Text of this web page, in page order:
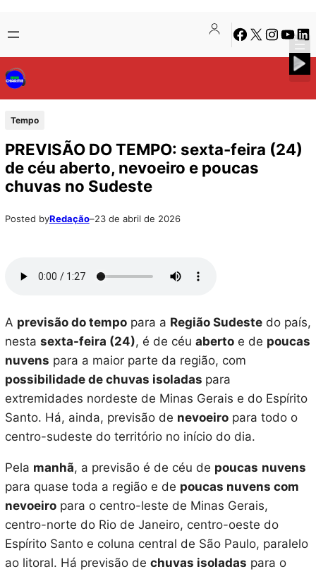
para
o
conteúdo
to
content
Facebook
X Instagram
Tempo
PREVISÃO DO TEMPO: sexta-feira (24)
de céu aberto, nevoeiro e poucas
chuvas no Sudeste
Posted byRedação–23 de abril de 2026
A previsão do tempopara a Região Sudestedo país,
nesta sexta-feira (24), é de céu abertoe de poucas
nuvens para a maior parte da região, com
possibilidade de chuvas isoladas para
extremidades nordeste de Minas Gerais e do Espírito
Santo. Há, ainda, previsão de nevoeiropara todo o
centro-sudeste do território no início do dia.
Pela manhã, a previsão é de céu de poucas nuvens
para quase toda a região e de poucas nuvens com
nevoeiropara o centro-leste de Minas Gerais,
centro-norte do Rio de Janeiro, centro-oeste do
Espírito Santo e coluna central de São Paulo, paralelo
ao litoral. Há previsão de chuvas isoladas para o